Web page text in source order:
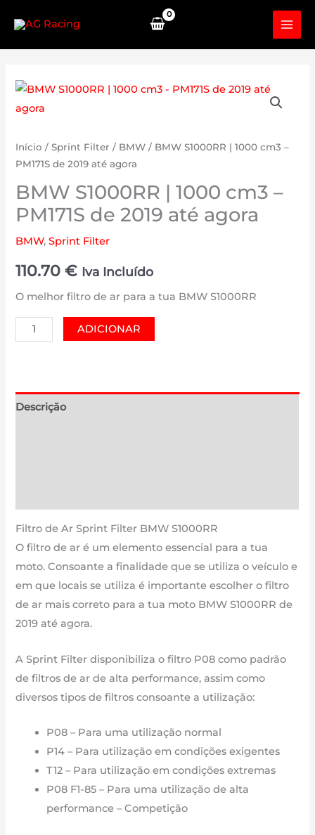
content
Início /Sprint Filter / BMW / BMW S1000RR | 1000 cm3 –
PM171S de 2019 até agora
BMW S1000RR | 1000 cm3 –
PM171S de 2019 até agora
BMW,Sprint Filter
110.70€ Iva Incluído
O melhor filtro de ar para a tua BMW S1000RR
Quantidade
de
|
até
agora
ADICIONAR
Descrição
Filtro de Ar Sprint Filter BMW S1000RR
O filtro de ar é um elemento essencial para a tua
moto. Consoante a finalidade que se utiliza o veículo e
em que locais se utiliza é importante escolher o filtro
de ar mais correto para a tua moto BMW S1000RR de
2019 até agora.
A Sprint Filter disponibiliza o filtro P08 como padrão
de filtros de ar de alta performance, assim como
diversos tipos de filtros consoante a utilização:
P08 – Para uma utilização normal
P14 – Para utilização em condições exigentes
T12 – Para utilização em condições extremas
P08 F1-85 – Para uma utilização de alta
performance – Competição